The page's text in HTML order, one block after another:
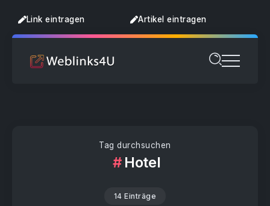
Link eintragen Artikel eintragen
Tag durchsuchen
Hotel
14 Einträge